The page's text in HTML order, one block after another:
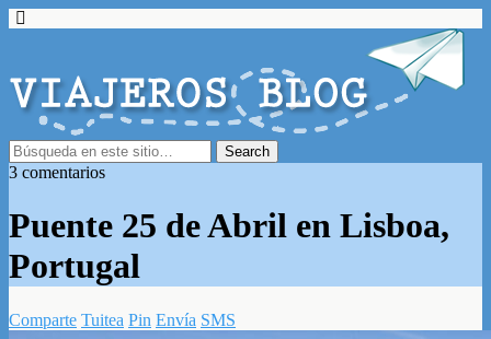
3 comentarios
Puente 25 de Abril en Lisboa,
Portugal
Comparte Tuitea Pin Envía SMS